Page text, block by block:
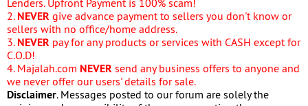
2. NEVER give advance payment to sellers you don't know or
sellers with no office/home address.
3. NEVER pay for any products or services with CASH except for
C.O.D!
4. Majalah.com NEVER send any business offers to anyone and
we never offer our users' details for sale.
Disclaimer. Messages posted to our forum are solely the